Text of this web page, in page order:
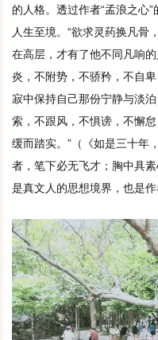
的人格。透过作者“孟浪之心
人生至境。“欲求灵药换凡骨
在高层，才有了他不同凡响
炎，不附势，不骄矜，不自
寂中保持自己那份宁静与淡
索，不跟风，不惧谤，不懈
缓而踏实。”（《如是三十年
者，笔下必无飞才；胸中具
是真文人的思想境界，也是作